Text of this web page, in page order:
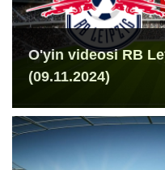
O'yin videosi RB
(09.11.2024)